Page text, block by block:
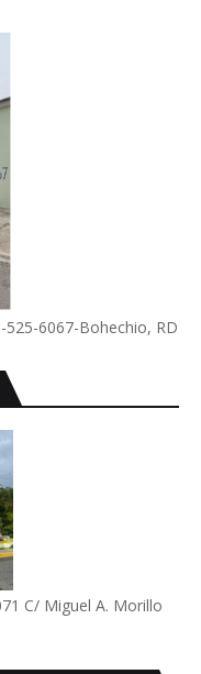
525-6067-Bohechio, RD
C/ Miguel A. Morillo